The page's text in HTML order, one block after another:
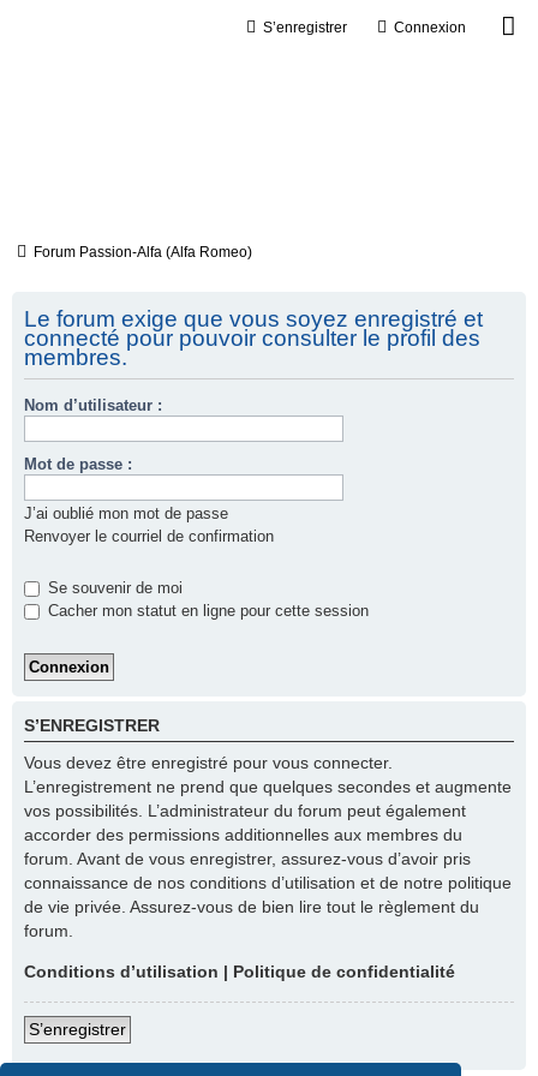
Connexion
S’enregistrer
Forum Passion-Alfa (Alfa Romeo)
Le forum exige que vous soyez enregistré et
connecté pour pouvoir consulter le profil des
membres.
Nom d’utilisateur :
Mot de passe :
J’ai oublié mon mot de passe
Renvoyer le courriel de confirmation
Se souvenir de moi
Cacher mon statut en ligne pour cette session
S’ENREGISTRER
Vous devez être enregistré pour vous connecter.
L’enregistrement ne prend que quelques secondes et augmente
vos possibilités. L’administrateur du forum peut également
accorder des permissions additionnelles aux membres du
forum. Avant de vous enregistrer, assurez-vous d’avoir pris
connaissance de nos conditions d’utilisation et de notre politique
de vie privée. Assurez-vous de bien lire tout le règlement du
forum.
Conditions d’utilisation | Politique de confidentialité
S’enregistrer